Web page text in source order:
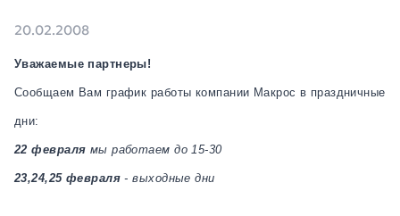
20.02.2008
Уважаемые партнеры!
Сообщаем Вам график работы компании Макрос в праздничные
дни:
22 февраля мы работаем до 15-30
23,24,25 февраля - выходные дни